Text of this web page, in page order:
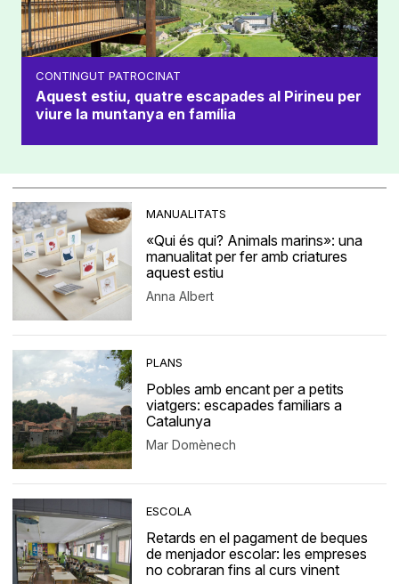
CONTINGUT PATROCINAT
Aquest estiu, quatre escapades al Pirineu per
viure la muntanya en família
MANUALITATS
«Qui és qui? Animals marins»: una
manualitat per fer amb criatures
aquest estiu
Anna Albert
PLANS
Pobles amb encant per a petits
viatgers: escapades familiars a
Catalunya
Mar Domènech
ESCOLA
Retards en el pagament de beques
de menjador escolar: les empreses
no cobraran fins al curs vinent